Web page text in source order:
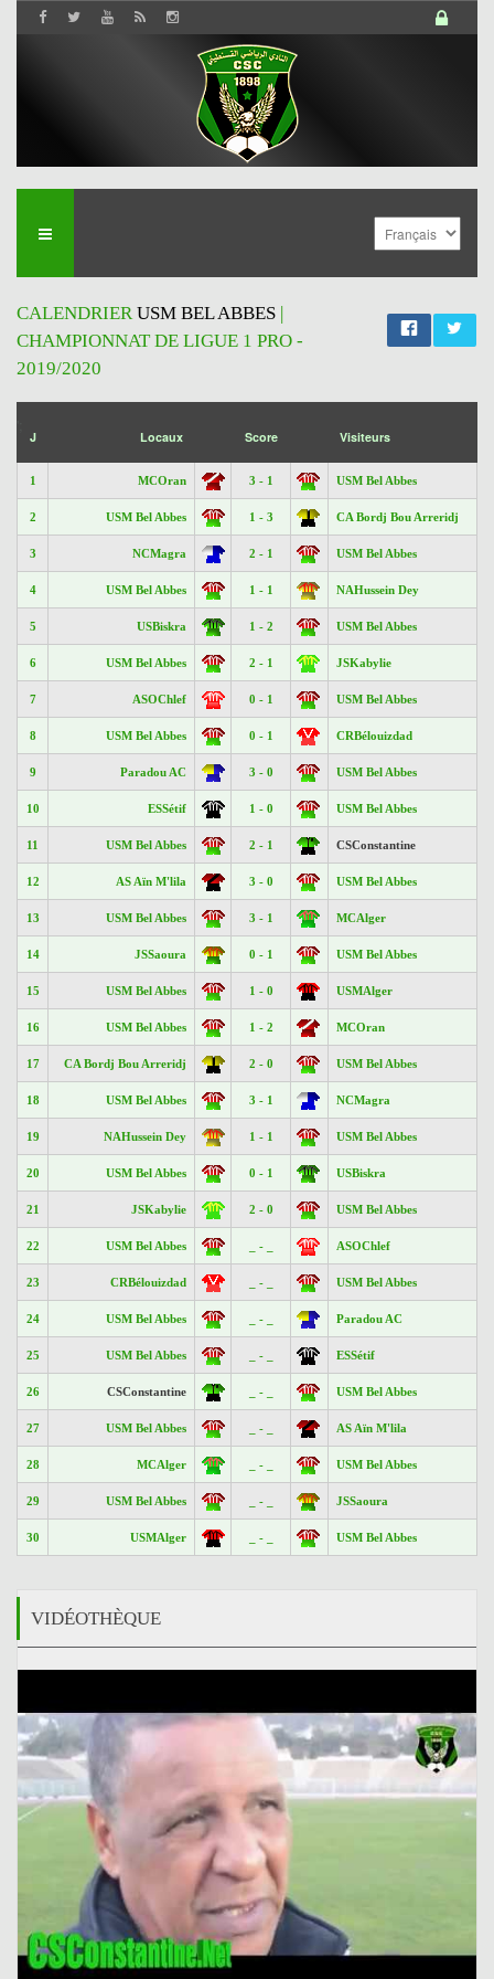
CALENDRIERUSM BEL ABBES |
CHAMPIONNAT DE LIGUE 1 PRO -
2019/2020
J Locaux Score Visiteurs
1 MCOran 3 - 1 USM Bel Abbes
2 USM Bel Abbes 1 - 3 CA Bordj Bou Arreridj
3 NCMagra 2 - 1 USM Bel Abbes
4 USM Bel Abbes 1 - 1 NAHussein Dey
5 USBiskra 1 - 2 USM Bel Abbes
6 USM Bel Abbes 2 - 1 JSKabylie
7 ASOChlef 0 - 1 USM Bel Abbes
8 USM Bel Abbes 0 - 1 CRBélouizdad
9 Paradou AC 3 - 0 USM Bel Abbes
10 ESSétif 1 - 0 USM Bel Abbes
11 USM Bel Abbes 2 - 1 CSConstantine
12 AS Aïn M'lila 3 - 0 USM Bel Abbes
13 USM Bel Abbes 3 - 1 MCAlger
14 JSSaoura 0 - 1 USM Bel Abbes
15 USM Bel Abbes 1 - 0 USMAlger
16 USM Bel Abbes 1 - 2 MCOran
17 CA Bordj Bou Arreridj 2 - 0 USM Bel Abbes
18 USM Bel Abbes 3 - 1 NCMagra
19 NAHussein Dey 1 - 1 USM Bel Abbes
20 USM Bel Abbes 0 - 1 USBiskra
21 JSKabylie 2 - 0 USM Bel Abbes
22 USM Bel Abbes _ - _ ASOChlef
23 CRBélouizdad _ - _ USM Bel Abbes
24 USM Bel Abbes _ - _ Paradou AC
25 USM Bel Abbes _ - _ ESSétif
26 CSConstantine _ - _ USM Bel Abbes
27 USM Bel Abbes _ - _ AS Aïn M'lila
28 MCAlger _ - _ USM Bel Abbes
29 USM Bel Abbes _ - _ JSSaoura
30 USMAlger _ - _ USM Bel Abbes
VIDÉOTHÈQUE